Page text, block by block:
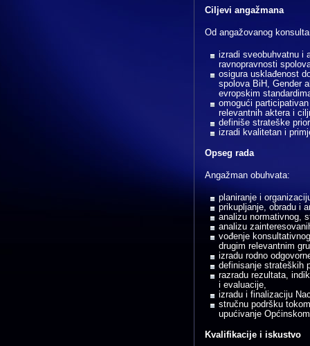
Ciljevi angažmana
Od angažovanog
izradi sveobuhvatnu i
ravnopravnosti
osigura usklađenost
spolova BiH, Gender
evropskim
omogući
relevantnih aktera i
definiše strateške
izradi kvalitetan i
Opseg rada
Angažman obuhvata:
planiranje i
prikupljanje, obradu i
analizu normativnog,
analizu
vođenje
drugim relevantnim
izradu rodno
definisanje strateških
razradu rezultata,
i evaluacije,
izradu i finalizaciju
stručnu podršku
upućivanje
Kvalifikacije i iskustvo